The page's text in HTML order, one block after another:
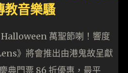
教音樂騷
萬聖節喇！響度
》將會推出由港鬼故呈獻
典門票 86 折優惠，最平